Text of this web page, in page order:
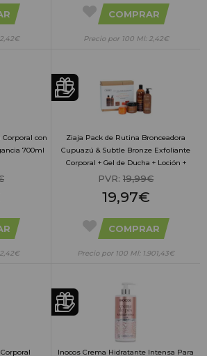
COMPRAR
Precio por 100 Ml: 2,42€
con
700ml
Ziaja Pack de Rutina Bronceadora
Cupuazú & Subtle Bronze Exfoliante
Corporal + Gel de Ducha + Loción +
Crema Facial
PVR: 19,99€
19,97€
COMPRAR
Precio por 100 Ml: 1.901,43€
Inocos Crema Hidratante Intensa Para